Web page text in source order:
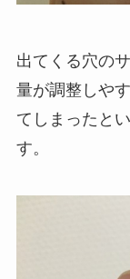
出てくる穴の
量が調整しや
てしまったと
す。